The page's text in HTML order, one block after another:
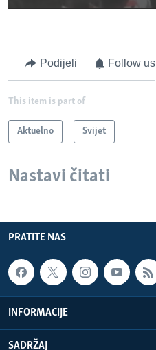
Podijeli Follow us
This item is part of
Aktuelno Svijet
Nastavi čitati
PRATITE NAS
INFORMACIJE
SADRŽAJ